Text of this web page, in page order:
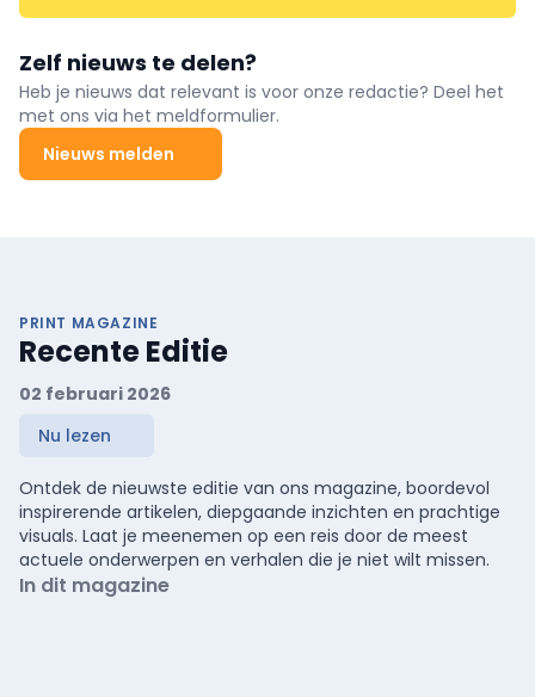
Zelf nieuws te delen?
Heb je nieuws dat relevant is voor onze redactie? Deel het
met ons via het meldformulier.
Nieuws melden
PRINT MAGAZINE
Recente Editie
02 februari 2026
Nu lezen
Ontdek de nieuwste editie van ons magazine, boordevol
inspirerende artikelen, diepgaande inzichten en prachtige
visuals. Laat je meenemen op een reis door de meest
actuele onderwerpen en verhalen die je niet wilt missen.
In dit magazine